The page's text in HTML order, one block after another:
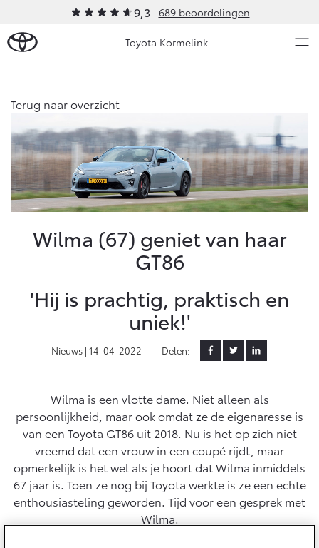
9,3 689 beoordelingen
Toyota Kormelink
Ons bedrijf
Ons bedrijf
Contact en Route
Vacatures
Klantbeoordelingen
Modellen
Aygo X
HYBRIDE
Vanaf € 23.750,-
Yaris
HYBRIDE
Vanaf € 27.195,-
Yaris Cross
HYBRIDE
Vanaf € 31.895,-
Urban Cruiser
BATTERIJ-ELEKTRISCH
Vanaf € 32.995,-
Corolla Hatchback
HYBRIDE
Corolla Touring Sports
HYBRIDE
Occasions
Werkplaatsafspraak
Airco check
Vakantiecheck
Hybride Zekerheid Controle
Toyota handleidingen
Toyota Service Informatie (SIL)
Diensten
Wat is Private Lease?
Bereken je maandbedrag
Private Lease voor ZZP
Financieren
Toyota Betaalplan
Zakelijk
Toyota voor de zaak
Leaserijder
ZZP
Wagenparkbeheer
Werkplaatsafspraak maken
Contact en Route
Schade melden
Terug naar overzicht
Wilma (67) geniet van haar
GT86
'Hij is prachtig, praktisch en
uniek!'
Nieuws | 14-04-2022 Delen:
Wilma is een vlotte dame. Niet alleen als
persoonlijkheid, maar ook omdat ze de eigenaresse is
van een Toyota GT86 uit 2018. Nu is het op zich niet
vreemd dat een vrouw in een coupé rijdt, maar
opmerkelijk is het wel als je hoort dat Wilma inmiddels
67 jaar is. Toen ze nog bij Toyota werkte is ze een echte
enthousiasteling geworden. Tijd voor een gesprek met
Wilma.